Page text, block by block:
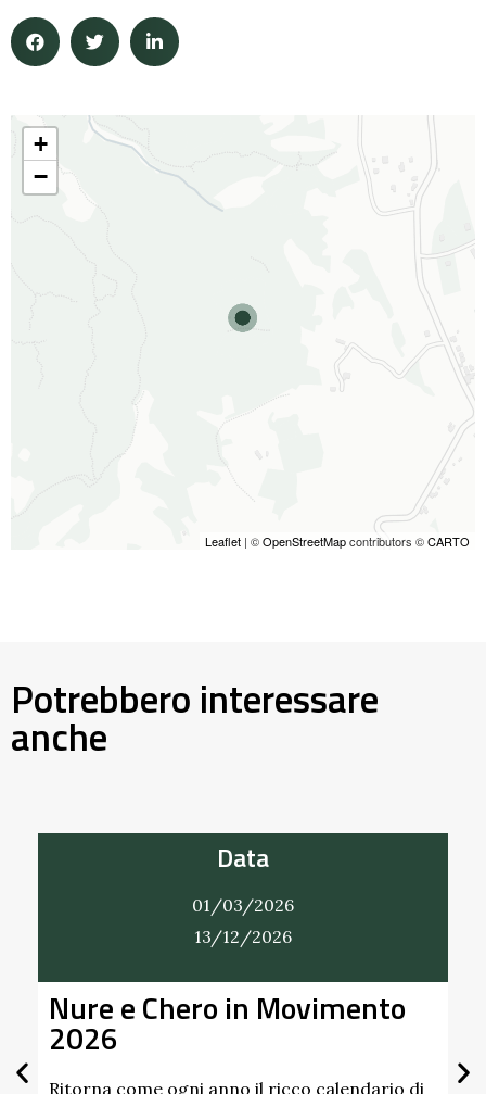
+
−
Leaflet | ©OpenStreetMapcontributors ©CARTO
Potrebbero interessare
anche
di
Alla Scoperta dei